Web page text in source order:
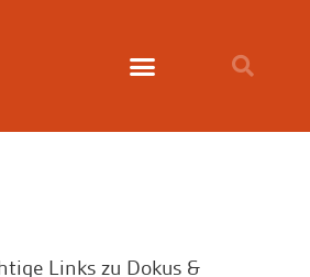
Links zu Dokus &